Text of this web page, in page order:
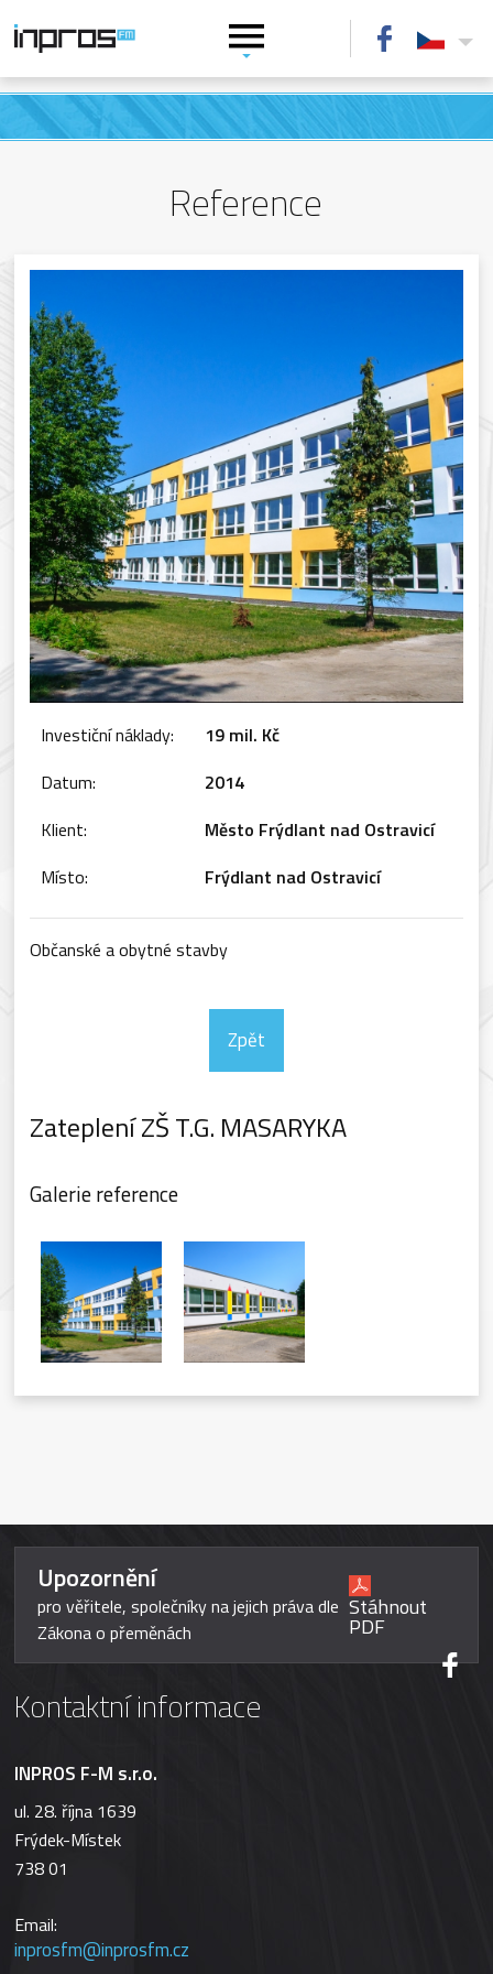
Reference
Investiční náklady:
19 mil. Kč
Datum:
2014
Klient:
Město Frýdlant nad Ostravicí
Místo:
Frýdlant nad Ostravicí
Občanské a obytné stavby
Zpět
Zateplení ZŠ T.G. MASARYKA
Galerie reference
Upozornění
pro věřitele, společníky na jejich práva dle
Zákona o přeměnách
Stáhnout
PDF
Kontaktní informace
INPROS F-M s.r.o.
ul. 28. října 1639
Frýdek-Místek
738 01
Email:
inprosfm@inprosfm.cz